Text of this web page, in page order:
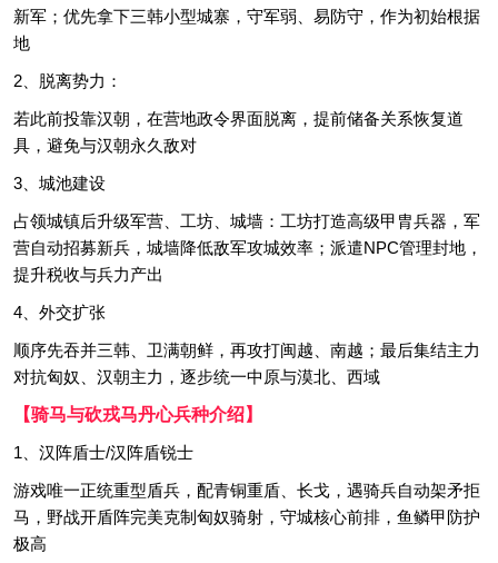
新军；优先拿下三韩小型城寨，守军弱、易防守，作为初始根据
地
2、脱离势力：
若此前投靠汉朝，在营地政令界面脱离，提前储备关系恢复道
具，避免与汉朝永久敌对
3、城池建设
占领城镇后升级军营、工坊、城墙：工坊打造高级甲胄兵器，军
营自动招募新兵，城墙降低敌军攻城效率；派遣NPC管理封地，
提升税收与兵力产出
4、外交扩张
顺序先吞并三韩、卫满朝鲜，再攻打闽越、南越；最后集结主力
对抗匈奴、汉朝主力，逐步统一中原与漠北、西域
【骑马与砍戎马丹心兵种介绍】
1、汉阵盾士/汉阵盾锐士
游戏唯一正统重型盾兵，配青铜重盾、长戈，遇骑兵自动架矛拒
马，野战开盾阵完美克制匈奴骑射，守城核心前排，鱼鳞甲防护
极高